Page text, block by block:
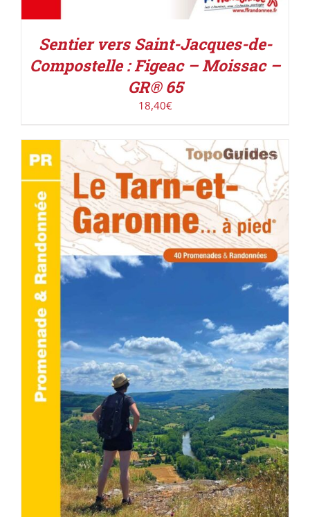
Sentier vers Saint-Jacques-de-
Compostelle : Figeac – Moissac –
GR® 65
18,40€
AJOUTER AU PANIER / DÉTAILS